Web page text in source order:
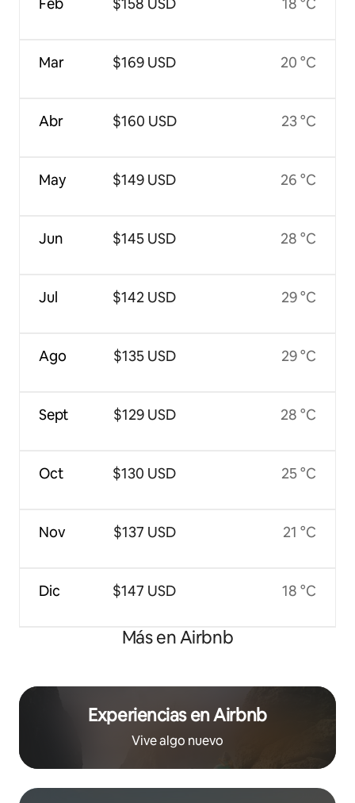
Mar
Abr
May
Jun
Jul
Ago
Sept
Oct
Nov
Dic
$169 USD
$160 USD
$149 USD
$145 USD
$142 USD
$135 USD
$129 USD
$130 USD
$137 USD
$147 USD
20 °C
23 °C
26 °C
28 °C
29 °C
29 °C
28 °C
25 °C
21 °C
18 °C
Más en Airbnb
Experiencias en Airbnb
Vive algo nuevo